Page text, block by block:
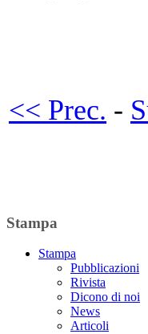
<< Prec. -
Stampa
Stampa
Pubblicazioni
Rivista
Dicono di noi
News
Articoli